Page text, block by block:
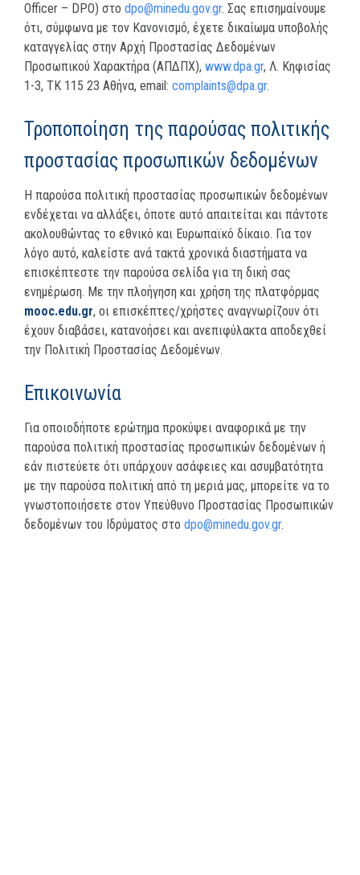
Officer – DPO) στο dpo@minedu.gov.gr. Σας επισημαίνουμε
ότι, σύμφωνα με τον Κανονισμό, έχετε δικαίωμα υποβολής
καταγγελίας στην Αρχή Προστασίας Δεδομένων
Προσωπικού Χαρακτήρα (ΑΠΔΠΧ), www.dpa.gr, Λ. Κηφισίας
1-3, TK 115 23 Αθήνα, email: complaints@dpa.gr.
Τροποποίηση της παρούσας πολιτικής
προστασίας προσωπικών δεδομένων
Η παρούσα πολιτική προστασίας προσωπικών δεδομένων
ενδέχεται να αλλάξει, όποτε αυτό απαιτείται και πάντοτε
ακολουθώντας το εθνικό και Ευρωπαϊκό δίκαιο. Για τον
λόγο αυτό, καλείστε ανά τακτά χρονικά διαστήματα να
επισκέπτεστε την παρούσα σελίδα για τη δική σας
ενημέρωση. Με την πλοήγηση και χρήση της πλατφόρμας
mooc.edu.gr, οι επισκέπτες/χρήστες αναγνωρίζουν ότι
έχουν διαβάσει, κατανοήσει και ανεπιφύλακτα αποδεχθεί
την Πολιτική Προστασίας Δεδομένων.
Επικοινωνία
Για οποιοδήποτε ερώτημα προκύψει αναφορικά με την
παρούσα πολιτική προστασίας προσωπικών δεδομένων ή
εάν πιστεύετε ότι υπάρχουν ασάφειες και ασυμβατότητα
με την παρούσα πολιτική από τη μεριά μας, μπορείτε να το
γνωστοποιήσετε στον Υπεύθυνο Προστασίας Προσωπικών
δεδομένων του Ιδρύματος στο dpo@minedu.gov.gr.